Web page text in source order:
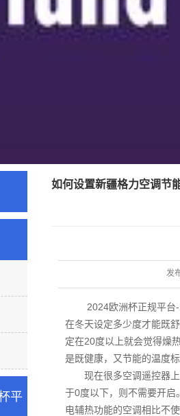
平
如何设置新疆格力空调节
发
2024欧洲杯正规平
在冬天设定多少度才能既
定在20度以上就会觉得燥
是既健康，又节能的温度
现在很多空调遥控器上
于0度以下，则不需要开
电辅热功能的空调相比不